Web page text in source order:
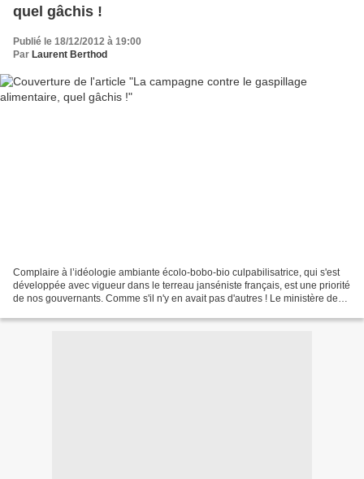
quel gâchis !
Publié le 18/12/2012 à 19:00
Par Laurent Berthod
Complaire à l’idéologie ambiante écolo-bobo-bio culpabilisatrice, qui s'est
développée avec vigueur dans le terreau janséniste français, est une priorité
de nos gouvernants. Comme s'il n'y en avait pas d'autres ! Le ministère de